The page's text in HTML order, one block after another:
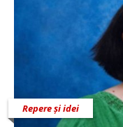
Repere și idei